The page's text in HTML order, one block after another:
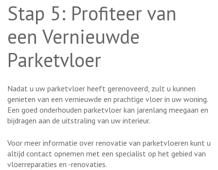
Stap 5: Profiteer van
een Vernieuwde
Parketvloer
Nadat u uw parketvloer heeft gerenoveerd, zult u kunnen
genieten van een vernieuwde en prachtige vloer in uw woning.
Een goed onderhouden parketvloer kan jarenlang meegaan en
bijdragen aan de uitstraling van uw interieur.
Voor meer informatie over renovatie van parketvloeren kunt u
altijd contact opnemen met een specialist op het gebied van
vloerreparaties en -renovaties.